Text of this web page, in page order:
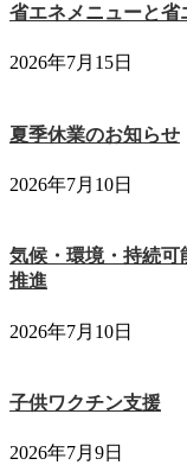
省エネメニューと省
2026年7月15日
夏季休業のお知らせ
2026年7月10日
気候・環境・持続可
推進
2026年7月10日
子供ワクチン支援
2026年7月9日